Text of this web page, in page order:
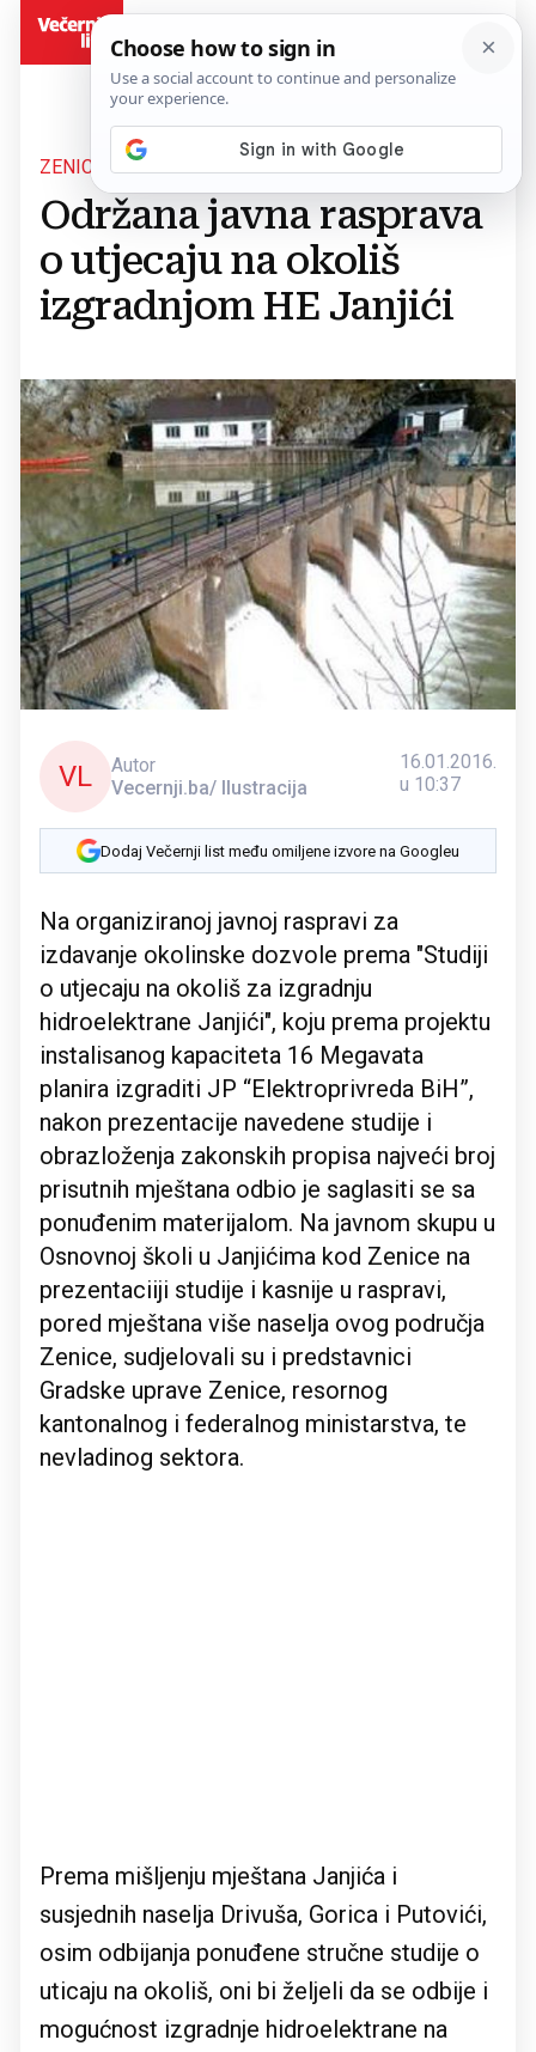
ZENICA
Održana javna rasprava
o utjecaju na okoliš
izgradnjom HE Janjići
VL
Autor
Vecernji.ba/ Ilustracija
16.01.2016.
u 10:37
Dodaj Večernji list među omiljene izvore na Googleu
Na organiziranoj javnoj raspravi za
izdavanje okolinske dozvole prema "Studiji
o utjecaju na okoliš za izgradnju
hidroelektrane Janjići", koju prema projektu
instalisanog kapaciteta 16 Megavata
planira izgraditi JP “Elektroprivreda BiH”,
nakon prezentacije navedene studije i
obrazloženja zakonskih propisa najveći broj
prisutnih mještana odbio je saglasiti se sa
ponuđenim materijalom. Na javnom skupu u
Osnovnoj školi u Janjićima kod Zenice na
prezentaciiji studije i kasnije u raspravi,
pored mještana više naselja ovog područja
Zenice, sudjelovali su i predstavnici
Gradske uprave Zenice, resornog
kantonalnog i federalnog ministarstva, te
nevladinog sektora.
Prema mišljenju mještana Janjića i
susjednih naselja Drivuša, Gorica i Putovići,
osim odbijanja ponuđene stručne studije o
uticaju na okoliš, oni bi željeli da se odbije i
mogućnost izgradnje hidroelektrane na